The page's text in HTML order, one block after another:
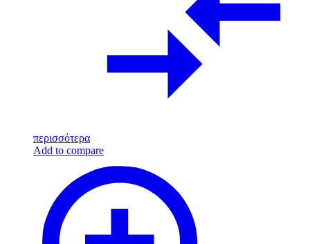
περισσότερα
Add to compare